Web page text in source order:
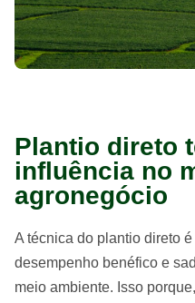
Plantio direto
influência no
agronegócio
A técnica do plantio direto
desempenho benéfico e
meio ambiente. Isso